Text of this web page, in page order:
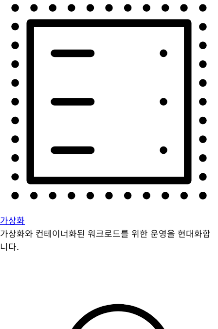
가상화
가상화와 컨테이너화된 워크로드를 위한 운영을 현대화합
니다.